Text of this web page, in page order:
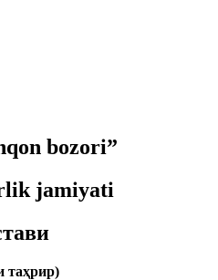
bozori”
jamiyati
таҳрир)